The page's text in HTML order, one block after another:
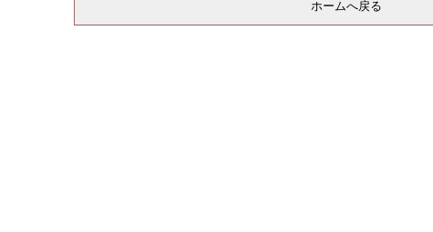
ホームへ戻る